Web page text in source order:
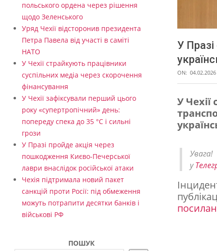
У
ON: 04.02.2026
У
П
р
і
с
У
у
польського ордена через рішення
щодо Зеленського
Уряд Чехії відсторонив президента
Петра Павела від участі в саміті
НАТО
У Чехії страйкують працівники
суспільних медіа через скорочення
фінансування
У Чехії зафіксували перший цього
року «супертропічний» день:
попереду спека до 35 °C і сильні
грози
У Празі пройде акція через
пошкодження Києво-Печерської
лаври внаслідок російської атаки
Чехія підтримала новий пакет
санкцій проти Росії: під обмеження
можуть потрапити десятки банків і
військові РФ
ПОШУК